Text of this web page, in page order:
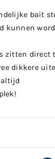
bait
kunnen
zitten direct
dikkere